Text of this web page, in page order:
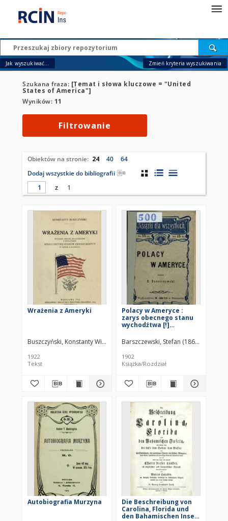
Jak wyszukiwać... Zmień kryteria wyszukiwania
Szukana fraza: [Temat i słowa kluczowe = "United
States of America"]
Wyników: 11
Filtrowanie
Obiektów na stronie: 24 40
64
Dodaj wszystkie do bibliografii
z
1
Wrażenia z Ameryki
Buszczyński, Konstanty Wiktor (1856–1921)
1922
Tekst
Polacy w Ameryce :
zarys obecnego stanu
wychodźtwa [!]
Zjednoczonych Ameryki
Północnej
Barszczewski, Stefan (1862–1937)
1902
Książka/Rozdział
Autobiografia Murzyna
Die Beschreibung von
Carolina, Florida und
den Bahamischen Inseln